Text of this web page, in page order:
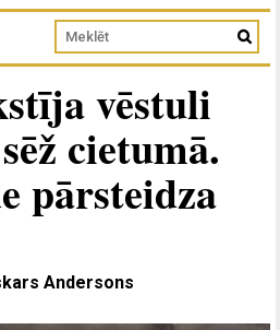
vēstuli
cietumā.
pārsteidza
Andersons